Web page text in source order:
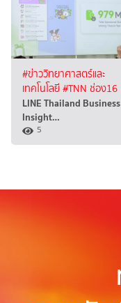
#ข่าววิทยาศาสตร์และ
เทคโนโลยี#TNN ช่อง16
LINE Thailand Business
Insight…
5